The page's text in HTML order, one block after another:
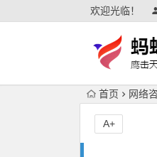
欢迎光临！
首页 网络
A+